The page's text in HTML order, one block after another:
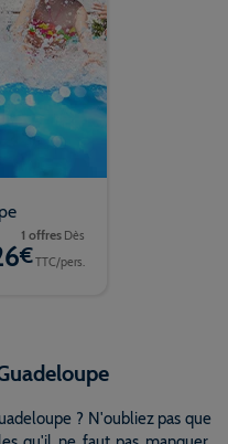
1 offres Dès
€TTC/pers.
? N'oubliez pas que